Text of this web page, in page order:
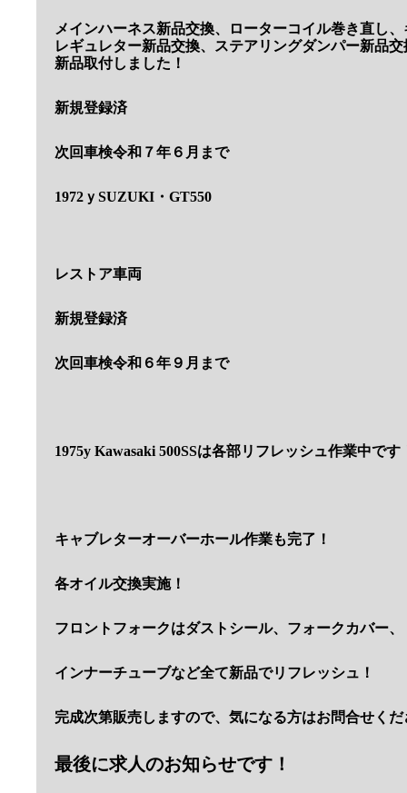
メインハーネス新品交換、ローターコイル巻き直し
レギュレター新品交換、ステアリングダンパー新品
新品取付しました！
新規登録済
次回車検令和７年６月まで
1972ｙSUZUKI・GT550
レストア車両
新規登録済
次回車検令和６年９月まで
1975y Kawasaki 500SSは各部リフレッシュ作業中です
キャブレターオーバーホール作業も完了！
各オイル交換実施！
フロントフォークはダストシール、フォークカバー、
インナーチューブなど全て新品でリフレッシュ！
完成次第販売しますので、気になる方はお問合せく
最後に求人のお知らせです！